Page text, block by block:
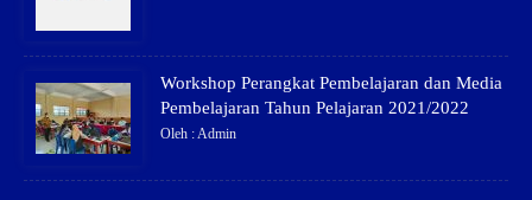
Workshop Perangkat Pembelajaran dan Media
Pembelajaran Tahun Pelajaran 2021/2022
Oleh : Admin